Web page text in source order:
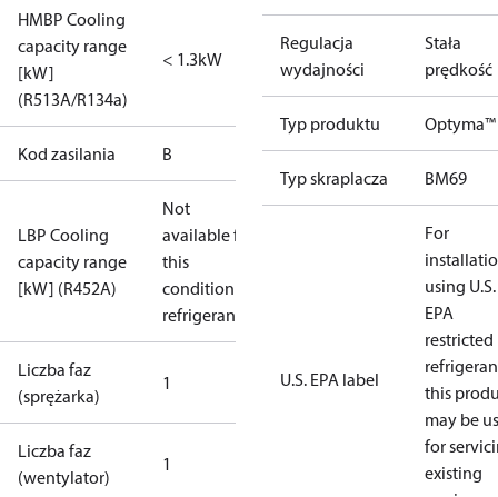
HMBP Cooling
capacity range
[kW]
(R513A/R134a)
< 1.3kW
Kod zasilania B
LBP Cooling
capacity range
[kW] (R452A)
Not
available for
this
condition /
refrigerant
Liczba faz
(sprężarka)
1
Liczba faz
(wentylator)
1
Regulacja
wydajności
Stała
prędkość
Typ produktu Optyma™
Typ skraplacza BM69
U.S. EPA label
For
using U.S.
EPA
restricted
this
may be
for
existing